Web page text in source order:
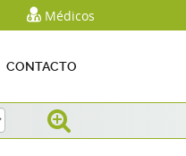
Médicos
CONTACTO